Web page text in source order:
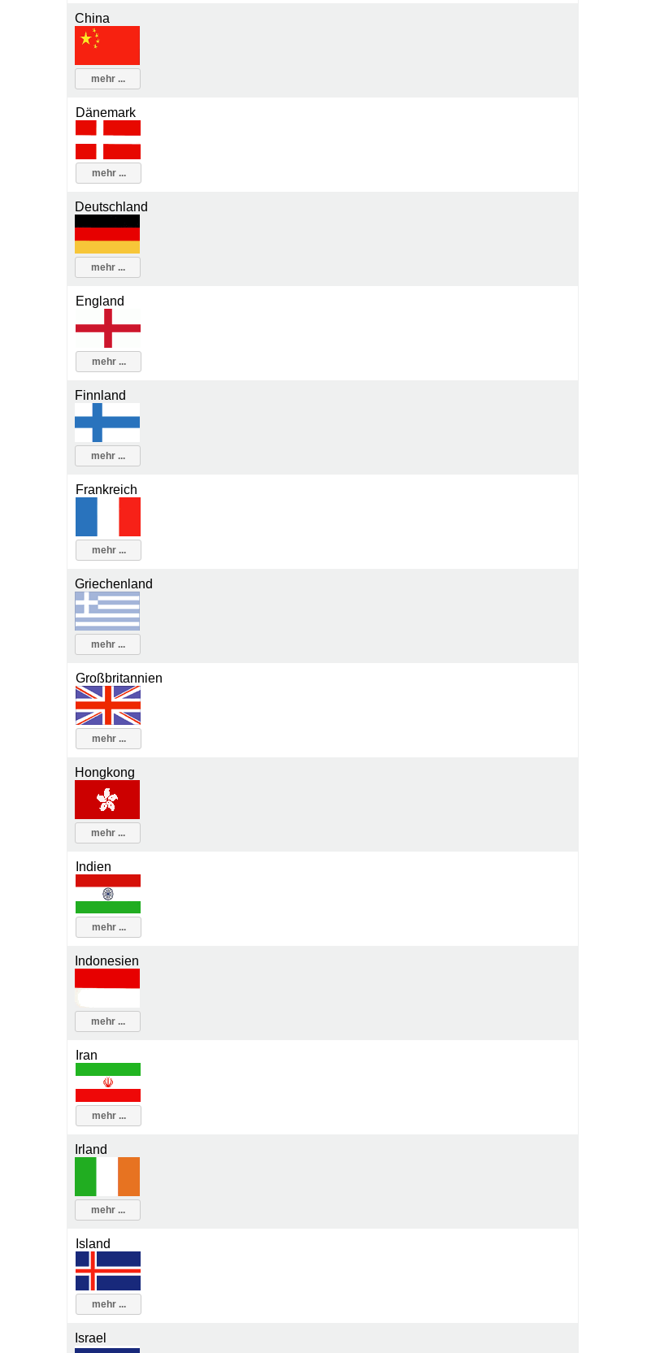
China
mehr ...
Dänemark
mehr ...
Deutschland
mehr ...
England
mehr ...
Finnland
mehr ...
Frankreich
mehr ...
Griechenland
mehr ...
Großbritannien
mehr ...
Hongkong
mehr ...
Indien
mehr ...
Indonesien
mehr ...
Iran
mehr ...
Irland
mehr ...
Island
mehr ...
Israel